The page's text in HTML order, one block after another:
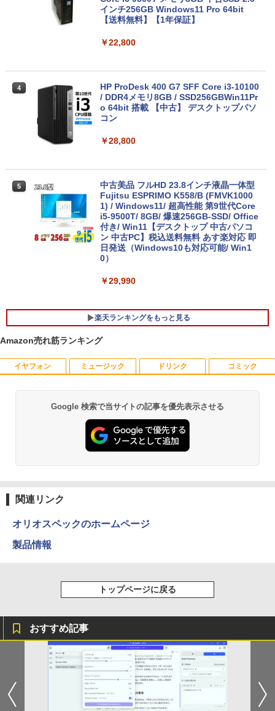
パソコン Windows11 office付き｜Core
中古パソコン｜Microsoft office 2019搭
載｜ノートパソコン｜中古パソコン｜パ
ソコン｜中古ノートPC｜ノートPC
￥29,800
新品第13世代CPU搭載ノートPC Office
付きノートパソコン 初心者向け Window
s11 初期設定済 Webカメラ zoom 日本語
キーボード 14.1型 Intel Celeron メモリ
8GB SSD1TB(最大) 大容量バッテリービ
ジネス 大学生 プレゼント 学生向け
￥29,800
語キーボード 第14世代CPU搭載 Windo
ws11 第13世代CPU搭載 14.1/15.6インチ
50 メモリ 8GB 12GB 16GB 32GB SSD
設定済
インチ256GB Windows11 Pro 64bit
【送料無料】【1年保証】
￥22,800
4
HP ProDesk 400 G7 SFF Core i3-10100
/ DDR4メモリ8GB / SSD256GBWin11Pr
o 64bit 搭載 【中古】 デスクトップパソ
コン
￥28,800
5
中古美品 フルHD 23.8インチ液晶一体型
Fujitsu ESPRIMO K558/B (FMVK1000
1) / Windows11/ 超高性能 第9世代Core
i5-9500T/ 8GB/ 爆速256GB-SSD/ Office
付き/ Win11【デスクトップ 中古パソコ
ン 中古PC】税込送料無料 あす楽対応 即
日発送（Windows10も対応可能/ Win1
0）
￥29,990
楽天ランキングをもっと見る
1
HP ProDisplay 21.5インチワイドIPS モ
MI、VGA、DisplayPort/VESA規格/スリ
ムベゼル/フリッカーフリー/ブルーライト
(再生中古品)
￥8,888
2
5インチ 角度調節 FullHD ブルーライト
CD 液晶ディスプレイ 修理交換用液晶パ
ネル
￥9,800
1
日本人に適した審美修復治療の理論と実
￥17,600
3
￥759
4
（4） （ワイドKC） [ ナガノ ]
￥1,210
Amazon売れ筋ランキング
イヤフォン
Anker Soundcore P40i オフホワイト
￥5,990
￥14,990
【2026年アップグレード版】AOKIMI ワイヤ
レスイヤホン bluetooth イヤホン V12 小型
軽量 ブルートゥースHi-Fi 最大36時間再生 ぶ
るーとゅーす コードレス ENCノイズキャン
セリング 自動ペアリング Type-C充電 マイク
付き 防水 タッチ式音量調整 スポーツ/通勤/通
学/WEB会議(ホワイト)
ミュージック
BRUCE WAYNE feat. Flo Milli, ATL Jacob
[Explicit]
￥250
￥250
￥250
BUGS LIFE
￥250
ドリンク
by Amazon 天然水 ラベルレス 500ml ×24本
富士山の天然水 バナジウム含有 水 ミネラル
ウォーター ペットボトル 静岡県産 500ミリリ
ットル (Smart Basic)
￥1,380
￥1,117
コカ・コーラ やかんの麦茶 from 爽健美茶 ラ
ベルレス 650mlPET×24本
￥1,653
コミック
薬屋のひとりごと 17巻 (デジタル版ビッグガ
ンガンコミックス)
￥770
￥832
￥572
スーパーの裏でヤニ吸うふたり 9巻 (デジタル
版ビッグガンガンコミックス)
￥810
Google 検索で当サイトの記事を優先表示させる
関連リンク
オリオスペックのホームページ
製品情報
トップページに戻る
おすすめ記事